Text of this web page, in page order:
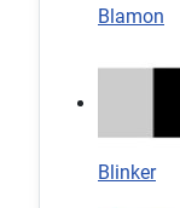
Blamon
Blinker